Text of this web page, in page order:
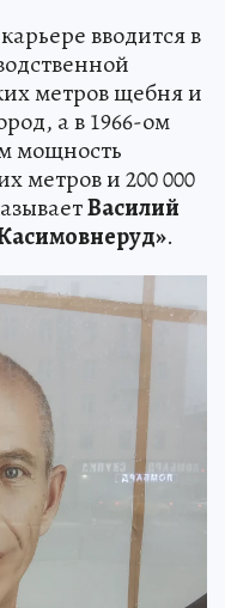
вводится в
метров щебня и
а в 1966-ом
мощность
метров и 200 000
Василий
.